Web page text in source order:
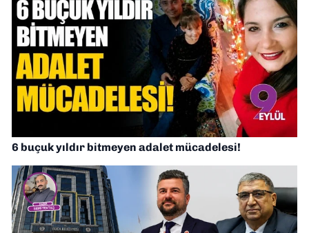
6 buçuk yıldır bitmeyen adalet mücadelesi!